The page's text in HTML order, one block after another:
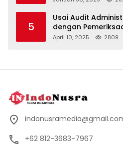
5
Usai Audit
dengan
April 10, 2025 2809
+62 812-3683-7967